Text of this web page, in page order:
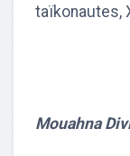
taïkonautes,
Mouahna